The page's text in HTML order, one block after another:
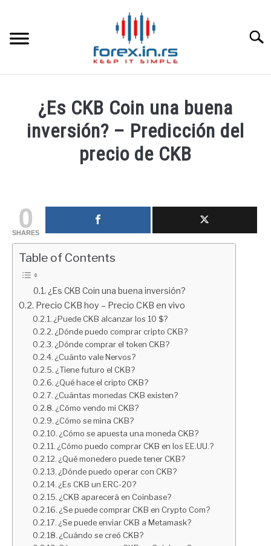
content
HOME ESPAÑOLA
LOS MEJORES CORREDORES DE DIVISAS
PAMM
CONTACT
¿Es CKB Coin una buena
inversión? – Predicción del
precio de CKB
in
Educación
financiera
0
SHARES
Table of Contents
¿Es CKB Coin una buena inversión?
Precio CKB hoy – Precio CKB en vivo
¿Puede CKB alcanzar los 10 $?
¿Dónde puedo comprar cripto CKB?
¿Dónde comprar el token CKB?
¿Cuánto vale Nervos?
¿Tiene futuro el CKB?
¿Qué hace el cripto CKB?
¿Cuántas monedas CKB existen?
¿Cómo vendo mi CKB?
¿Cómo se mina CKB?
¿Cómo se apuesta una moneda CKB?
¿Cómo puedo comprar CKB en los EE.UU.?
¿Qué monedero puede tener CKB?
¿Dónde puedo operar con CKB?
¿Es CKB un ERC-20?
¿CKB aparecerá en Coinbase?
¿Se puede comprar CKB en Crypto Com?
¿Se puede enviar CKB a Metamask?
¿Cuándo se creó CKB?